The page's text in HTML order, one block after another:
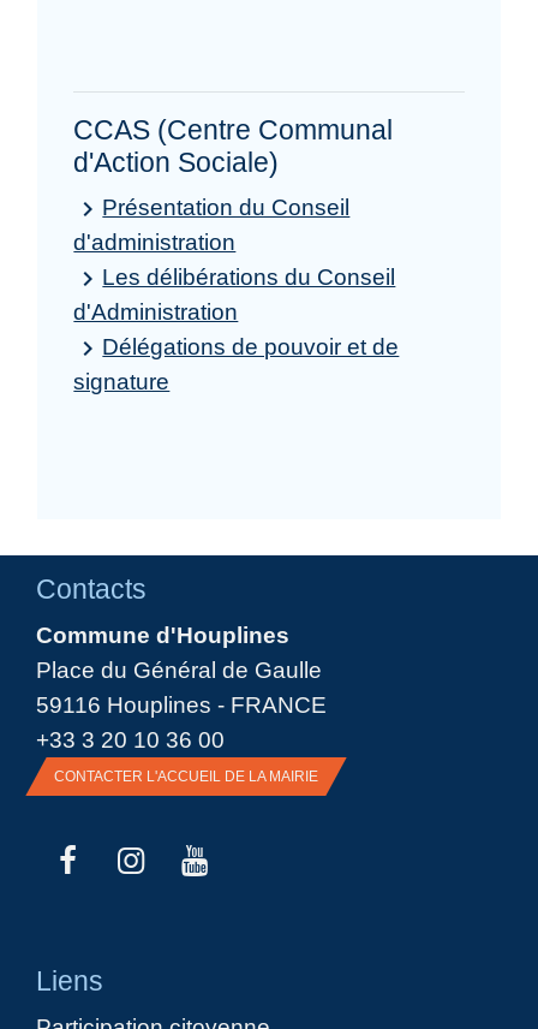
CCAS (Centre Communal
d'Action Sociale)
keyboard_arrow_right Présentation du Conseil
d'administration
keyboard_arrow_right Les délibérations du Conseil
d'Administration
keyboard_arrow_right Délégations de pouvoir et de
signature
Contacts
Commune d'Houplines
Place du Général de Gaulle
59116 Houplines - FRANCE
+33 3 20 10 36 00
CONTACTER L'ACCUEIL DE LA MAIRIE
Liens